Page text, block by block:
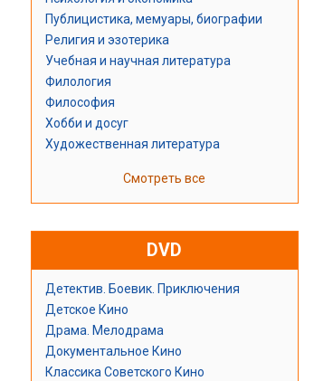
Публицистика, мемуары, биографии
Религия и эзотерика
Учебная и научная литература
Филология
Философия
Хобби и досуг
Художественная литература
Смотреть все
DVD
Детектив. Боевик. Приключения
Детское Кино
Драма. Мелодрама
Документальное Кино
Классика Советского Кино